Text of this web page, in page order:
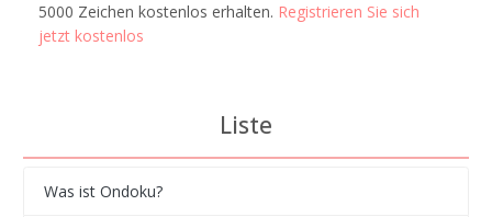
5000 Zeichen kostenlos erhalten. Registrieren Sie sich
jetzt kostenlos
Liste
Was ist Ondoku?